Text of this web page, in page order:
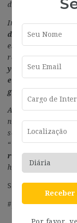
de actuar conjunta
Impulsamos
diversidad,
especialmente, la
raza, religión,
y la inclusión
es fundamental
global
Además,
nuestro sector a
socialmente
“Hacia un futuro
responsable
”
hacemos posible.
Si quieres ser “
#J-18808-Ljbffr
Receber